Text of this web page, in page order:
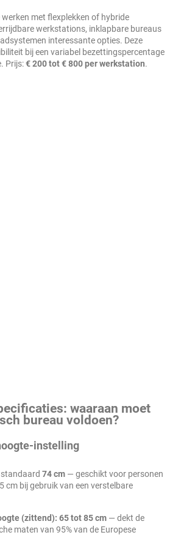
met flexplekken of hybride
werkstations, inklapbare bureaus
interessante opties. Deze
bij een variabel bezettingspercentage
Prijs:€ 200 tot € 800 per werkstation.
waaraan moet
bureau voldoen?
instelling
standaard 74 cm — geschikt voor personen
cm bij gebruik van een verstelbare
(zittend): 65 tot 85 cm — dekt de
maten van 95% van de Europese